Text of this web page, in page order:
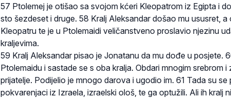
57 Ptolemej je otišao sa svojom kćeri Kleopatrom iz Egipta i
sto šezdeset i druge. 58 Kralj Aleksandar došao mu ususret,
Kleopatru te je u Ptolemaidi veličanstveno proslavio njezinu
kraljevima.
59 Kralj Aleksandar pisao je Jonatanu da mu dođe u posjete.
Ptolemaidu i sastade se s oba kralja. Obdari mnogim srebrom i
prijatelje. Podijelio je mnogo darova i ugodio im. 61 Tada su se
pokvarenjaci iz Izraela, izraelski ološ, te ga optužili. Ali ih kralj